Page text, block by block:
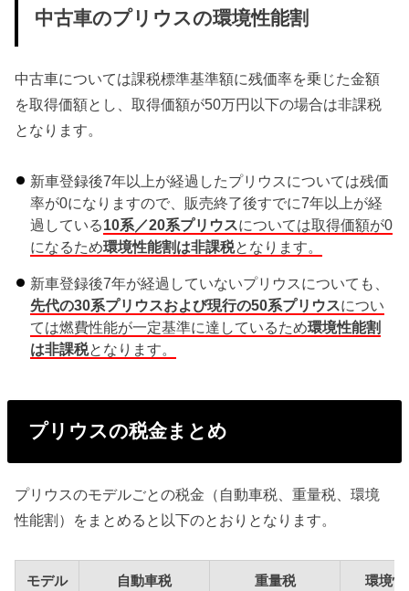
中古車のプリウスの環境性能割
中古車については課税標準基準額に残価率を乗じた金額
を取得価額とし、取得価額が50万円以下の場合は非課税
となります。
新車登録後7年以上が経過したプリウスについては残価
率が0になりますので、販売終了後すでに7年以上が経
過している10系／20系プリウスについては取得価額が0
になるため環境性能割は非課税となります。
新車登録後7年が経過していないプリウスについても、
先代の30系プリウスおよび現行の50系プリウスについ
ては燃費性能が一定基準に達しているため環境性能割
は非課税となります。
プリウスの税金まとめ
プリウスのモデルごとの税金（自動車税、重量税、環境
性能割）をまとめると以下のとおりとなります。
モデル
自動車税
重量税
環境